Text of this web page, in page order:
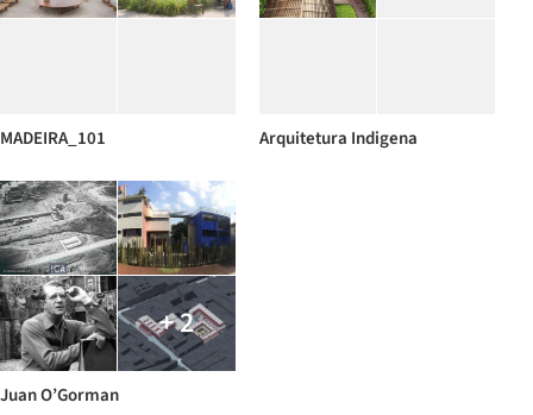
MADEIRA_101 Arquitetura Indigena
+ 2
Juan O’Gorman